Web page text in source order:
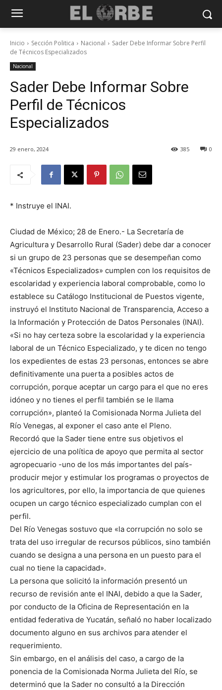
Inicio Sección Politica Nacional
Sader Debe Informar Sobre Perfil
de Técnicos Especializados
Nacional
Sader Debe Informar Sobre
Perfil de Técnicos
Especializados
29 enero, 2024 0
385
* Instruye el INAI.
Ciudad de México; 28 de Enero.- La Secretaría de
Agricultura y Desarrollo Rural (Sader) debe dar a conocer
si un grupo de 23 personas que se desempeñan como
«Técnicos Especializados» cumplen con los requisitos de
escolaridad y experiencia laboral comprobable, como lo
establece su Catálogo Institucional de Puestos vigente,
instruyó el Instituto Nacional de Transparencia, Acceso a
la Información y Protección de Datos Personales (INAI).
«Si no hay certeza sobre la escolaridad y la experiencia
laboral de un Técnico Especializado, y te dicen no tengo
los expedientes de estas 23 personas, entonces se abre
definitivamente una puerta a posibles actos de
corrupción, porque aceptar un cargo para el que no eres
idóneo y no tienes el perfil también se le llama
corrupción», planteó la Comisionada Norma Julieta del
Río Venegas, al exponer el caso ante el Pleno.
Recordó que la Sader tiene entre sus objetivos el
ejercicio de una política de apoyo que permita al sector
agropecuario -uno de los más importantes del país-
producir mejor y estimular los programas o proyectos de
los agricultores, por ello, la importancia de que quienes
ocupen un cargo técnico especializado cumplan con el
perfil.
Del Río Venegas sostuvo que «la corrupción no solo se
trata del uso irregular de recursos públicos, sino también
cuando se designa a una persona en un puesto para el
cual no tiene la capacidad».
La persona que solicitó la información presentó un
recurso de revisión ante el INAI, debido a que la Sader,
por conducto de la Oficina de Representación en la
entidad federativa de Yucatán, señaló no haber localizado
documento alguno en sus archivos para atender el
requerimiento.
Sin embargo, en el análisis del caso, a cargo de la
ponencia de la Comisionada Norma Julieta del Río, se
determinó que la Sader no consultó a la Dirección